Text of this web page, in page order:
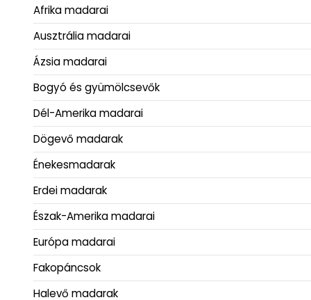
Afrika madarai
Ausztrália madarai
Ázsia madarai
Bogyó és gyümölcsevők
Dél-Amerika madarai
Dögevő madarak
Énekesmadarak
Erdei madarak
Észak-Amerika madarai
Európa madarai
Fakopáncsok
Halevő madarak